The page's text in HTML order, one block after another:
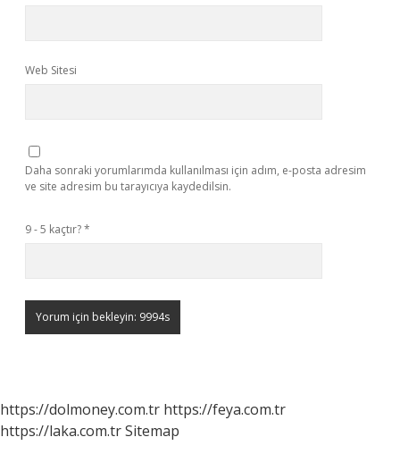
Web Sitesi
Daha sonraki yorumlarımda kullanılması için adım, e-posta adresim
ve site adresim bu tarayıcıya kaydedilsin.
9 - 5 kaçtır?*
https://dolmoney.com.tr https://feya.com.tr
https://laka.com.trSitemap